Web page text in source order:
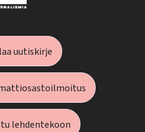
uutiskirje
lehdentekoon